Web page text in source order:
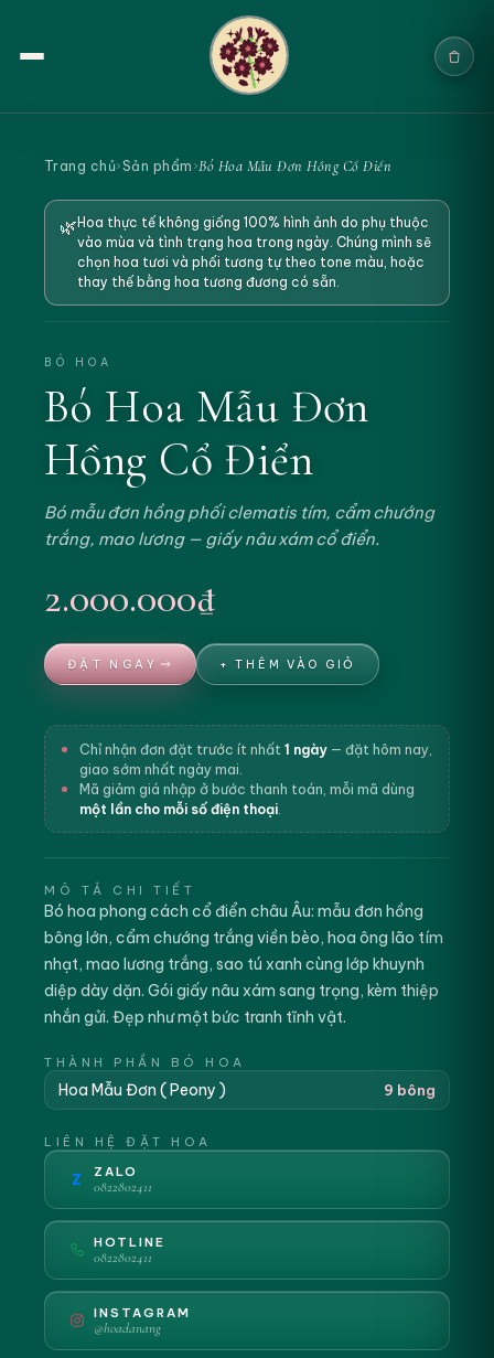
Sản phẩm
Cưới & Sự kiện
Blogs
Chính sách
Địa chỉ & Liên hệ
Tìm sản phẩm
Trang chủ›Sản phẩm ›Bó Hoa Mẫu Đơn Hồng Cổ Điển
🌿 Hoa thực tế không giống 100% hình ảnh do phụ thuộc
vào mùa và tình trạng hoa trong ngày. Chúng mình sẽ
chọn hoa tươi và phối tương tự theo tone màu, hoặc
thay thế bằng hoa tương đương có sẵn.
BÓ HOA
Bó Hoa Mẫu Đơn
Hồng Cổ Điển
Bó mẫu đơn hồng phối clematis tím, cẩm chướng
trắng, mao lương — giấy nâu xám cổ điển.
2.000.000₫
ĐẶT NGAY + THÊM VÀO GIỎ
Chỉ nhận đơn đặt trước ít nhất 1 ngày — đặt hôm nay,
giao sớm nhất ngày mai.
Mã giảm giá nhập ở bước thanh toán, mỗi mã dùng
một lần cho mỗi số điện thoại
MÔ TẢ CHI TIẾT
Bó hoa phong cách cổ điển châu Âu: mẫu đơn hồng
bông lớn, cẩm chướng trắng viền bèo, hoa ông lão tím
nhạt, mao lương trắng, sao tú xanh cùng lớp khuynh
diệp dày dặn. Gói giấy nâu xám sang trọng, kèm thiệp
nhắn gửi. Đẹp như một bức tranh tĩnh vật.
THÀNH PHẦN BÓ HOA
Hoa Mẫu Đơn ( Peony ) 9 bông
LIÊN HỆ ĐẶT HOA
Z ZALO
0822802411
HOTLINE
0822802411
INSTAGRAM
@hoadanang